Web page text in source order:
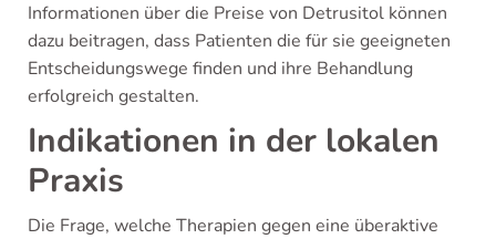
Informationen über die Preise von Detrusitol können
dazu beitragen, dass Patienten die für sie geeigneten
Entscheidungswege finden und ihre Behandlung
erfolgreich gestalten.
Indikationen in der lokalen
Praxis
Die Frage, welche Therapien gegen eine überaktive